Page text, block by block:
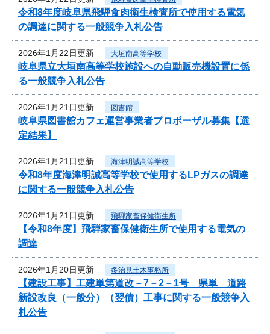
令和8年度岐阜県飛騨食肉衛生検査所で使用する電気
の調達に関する一般競争入札公告
2026年1月22日更新 大垣南高等学校
岐阜県立大垣南高等学校施設への自動販売機設置に係
る一般競争入札公告
2026年1月21日更新 図書館
岐阜県図書館カフェ運営事業者プロポーザル募集【選
定結果】
2026年1月21日更新 海津明誠高等学校
令和8年度海津明誠高等学校で使用するLPガスの調達
に関する一般競争入札公告
2026年1月21日更新 飛騨家畜保健衛生所
【令和8年度】飛騨家畜保健衛生所で使用する電気の
調達
2026年1月20日更新 多治見土木事務所
【建設工事】工建単第道改－7－2－1号 県単 道路
新設改良（一般分）（翌債）工事に関する一般競争入
札公告